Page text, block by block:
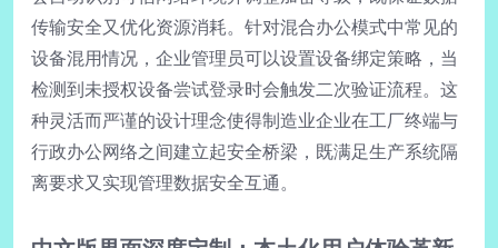
传输安全又优化资源消耗。针对混合办公模式中常见的
设备混用情况，企业管理员可以设置设备绑定策略，当
检测到未授权设备尝试登录时会触发二次验证流程。这
种灵活而严谨的设计理念使得制造业企业在工厂终端与
行政办公网络之间建立起安全桥梁，既满足生产系统隔
离要求又实现管理数据安全互通。